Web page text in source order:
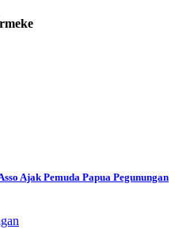
Ajak Pemuda Papua Pegunungan